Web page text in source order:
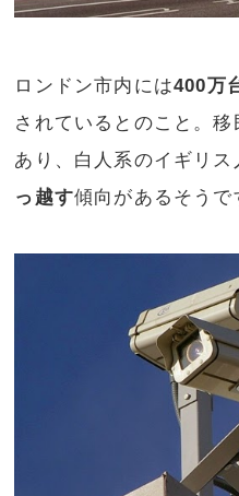
ロンドン市内には400万
されているとのこと。
あり、白人系のイギリス
っ越す傾向があるそうで